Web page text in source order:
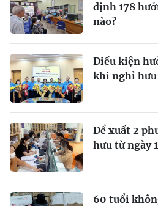
định 178
nào?
Điều kiện
khi nghỉ
Đề xuất 2
hưu từ ngày
60 tuổi